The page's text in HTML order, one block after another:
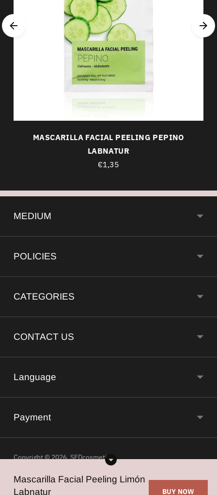
Mascarilla Facial Peeling Limón
Labnatur
BUY NOW
MASCARILLA FACIAL PEELING PEPINO
LABNATUR
€1,35
MEDIUM
POLICIES
CATEGORIES
CONTACT US
Language
Payment
Copyright © 2026,SFDcosmetic.